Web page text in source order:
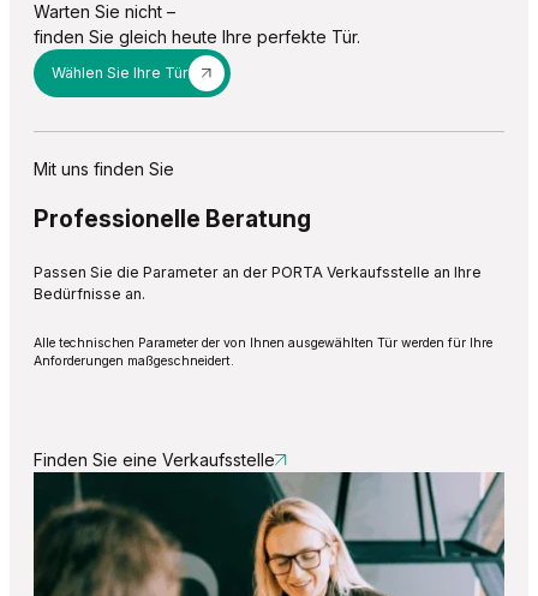
Warten Sie nicht –
finden Sie gleich heute Ihre perfekte Tür.
Wählen Sie Ihre Tür
Mit uns finden Sie
Professionelle Beratung
Passen Sie die Parameter an der PORTA Verkaufsstelle an Ihre
Bedürfnisse an.
Alle technischen Parameter der von Ihnen ausgewählten Tür werden für Ihre
Anforderungen maßgeschneidert.
Finden Sie eine Verkaufsstelle